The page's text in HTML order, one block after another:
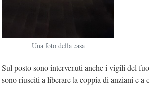
Una foto della casa
Sul posto sono intervenuti anche i vigili del
sono riusciti a liberare la coppia di anziani e a